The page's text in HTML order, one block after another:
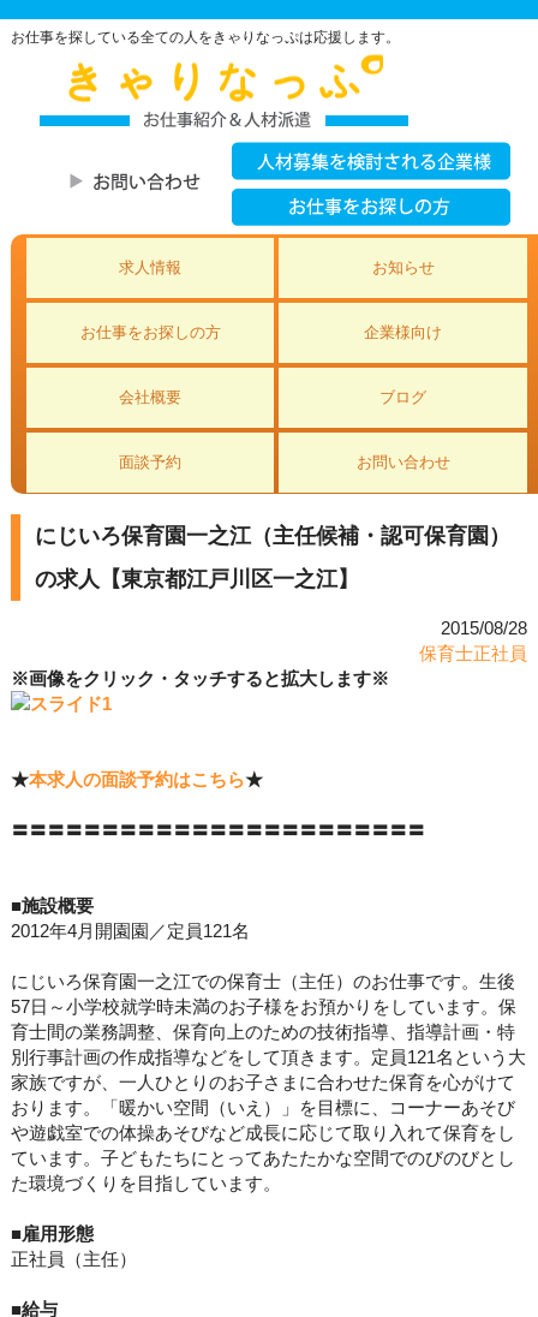
お仕事を探している全ての人をきゃりなっぷは応援します。
求人情報 お知らせ
お仕事をお探しの方 企業様向け
会社概要 ブログ
面談予約 お問い合わせ
にじいろ保育園一之江（主任候補・認可保育園）
の求人【東京都江戸川区一之江】
2015/08/28
保育士正社員
※画像をクリック・タッチすると拡大します※
★本求人の面談予約はこちら★
〓〓〓〓〓〓〓〓〓〓〓〓〓〓〓〓〓〓〓〓〓〓〓
■施設概要
2012年4月開園園／定員121名
にじいろ保育園一之江での保育士（主任）のお仕事です。生後
57日～小学校就学時未満のお子様をお預かりをしています。保
育士間の業務調整、保育向上のための技術指導、指導計画・特
別行事計画の作成指導などをして頂きます。定員121名という大
家族ですが、一人ひとりのお子さまに合わせた保育を心がけて
おります。「暖かい空間（いえ）」を目標に、コーナーあそび
や遊戯室での体操あそびなど成長に応じて取り入れて保育をし
ています。子どもたちにとってあたたかな空間でのびのびとし
た環境づくりを目指しています。
■雇用形態
正社員（主任）
■給与